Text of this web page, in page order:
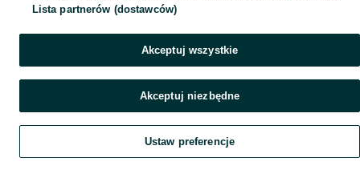
Szukaj Obserwujesz Dodaj Czat Konto
Lista partnerów (dostawców)
Akceptuj wszystkie
Akceptuj niezbędne
Ustaw preferencje